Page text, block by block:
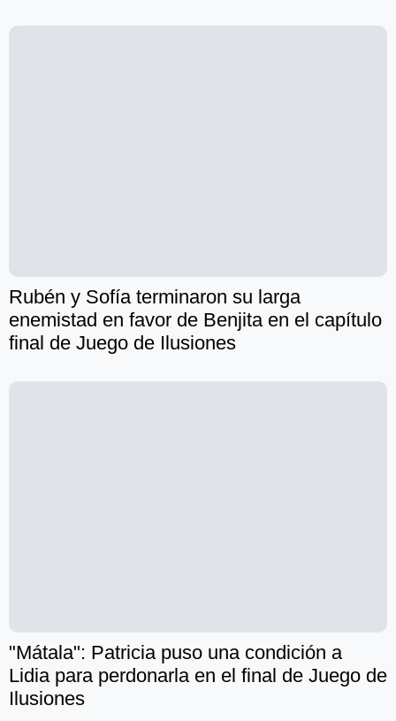
Rubén y Sofía terminaron su larga
enemistad en favor de Benjita en el capítulo
final de Juego de Ilusiones
"Mátala": Patricia puso una condición a
Lidia para perdonarla en el final de Juego de
Ilusiones